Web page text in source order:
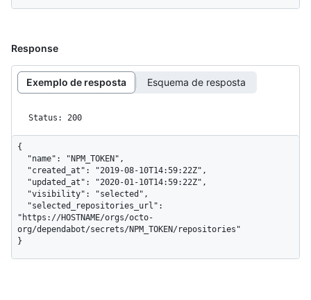
Response
Exemplo de resposta Esquema de resposta
Status: 200
{
"https://HOSTNAME/orgs/octo-
org/dependabot/secrets/NPM_TOKEN/repositories"
}